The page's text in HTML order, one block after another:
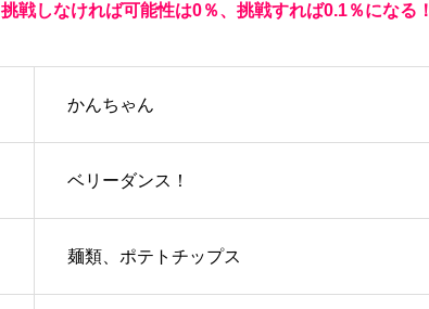
挑戦しなければ可能性は0％、挑戦すれば0.1％になる！
かんちゃん
ベリーダンス！
麺類、ポテトチップス